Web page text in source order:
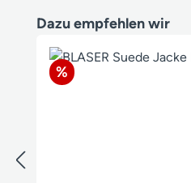
Produktgalerie überspringen
Dazu empfehlen wir
Rabatt
%